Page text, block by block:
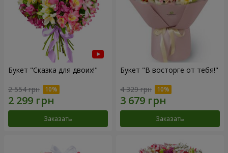
Букет "Сказка для двоих!"
2 554 грн
Заказать
Букет "В восторге от тебя!"
4 329 грн
Заказать